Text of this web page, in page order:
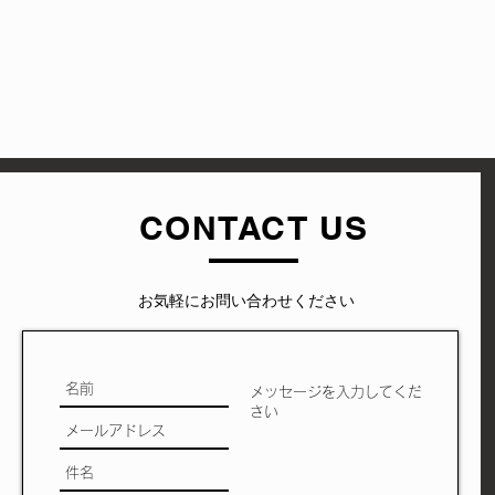
CONTACT US
​お気軽にお問い合わせください